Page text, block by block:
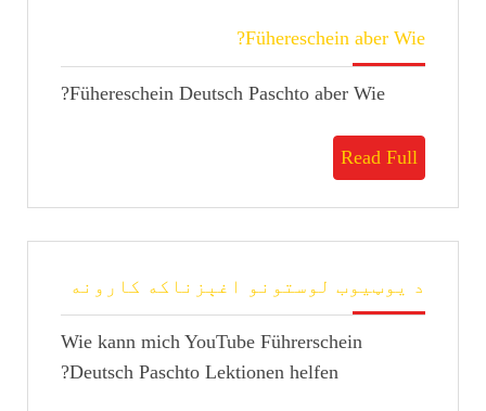
Fühereschein aber Wie?
Wie?
Fühereschein Deutsch Paschto aber Wie?
Read Full
Read
Full
د یوټیوب لوستونو اغېزناکه کارونه
کارونه
Wie kann mich YouTube Führerschein
Deutsch Paschto Lektionen helfen?